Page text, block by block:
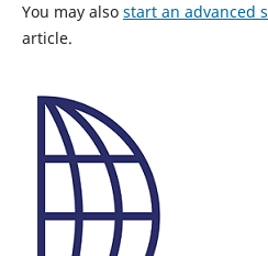
You may also start an advanced
article.